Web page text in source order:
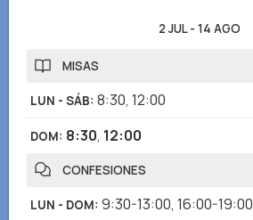
2 JUL- 14 AGO
MISAS
LUN - SÁB: 8:30, 12:00
DOM: 8:30, 12:00
CONFESIONES
LUN - DOM: 9:30-13:00, 16:00-19:00